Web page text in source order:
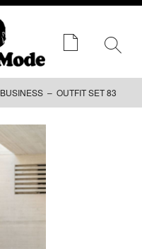
BUSINESS– OUTFIT SET 83